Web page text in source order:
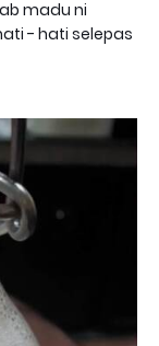
madu ni
- hati selepas